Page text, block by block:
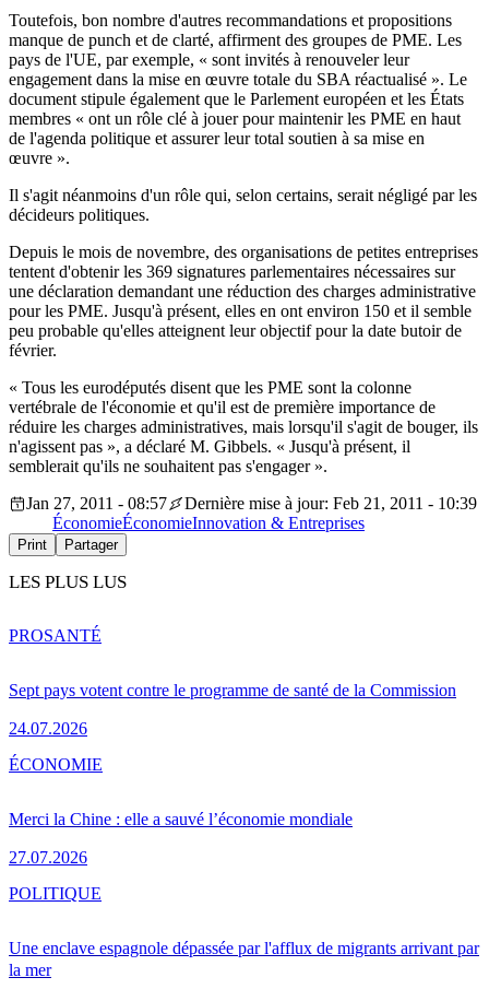
Toutefois, bon nombre d'autres recommandations et propositions
manque de punch et de clarté, affirment des groupes de PME. Les
pays de l'UE, par exemple, « sont invités à renouveler leur
engagement dans la mise en œuvre totale du SBA réactualisé ». Le
document stipule également que le Parlement européen et les États
membres « ont un rôle clé à jouer pour maintenir les PME en haut
de l'agenda politique et assurer leur total soutien à sa mise en
œuvre ».
Il s'agit néanmoins d'un rôle qui, selon certains, serait négligé par les
décideurs politiques.
Depuis le mois de novembre, des organisations de petites entreprises
tentent d'obtenir les 369 signatures parlementaires nécessaires sur
une déclaration demandant une réduction des charges administrative
pour les PME. Jusqu'à présent, elles en ont environ 150 et il semble
peu probable qu'elles atteignent leur objectif pour la date butoir de
février.
« Tous les eurodéputés disent que les PME sont la colonne
vertébrale de l'économie et qu'il est de première importance de
réduire les charges administratives, mais lorsqu'il s'agit de bouger, ils
n'agissent pas », a déclaré M. Gibbels. « Jusqu'à présent, il
semblerait qu'ils ne souhaitent pas s'engager ».
Jan 27, 2011 - 08:57
Dernière mise à jour: Feb 21, 2011 - 10:39
ÉconomieÉconomieInnovation & Entreprises
Print Partager
LES PLUS LUS
Sept pays votent contre le programme de santé de la Commission
24.07.2026
PROSANTÉ
Merci la Chine : elle a sauvé l’économie mondiale
27.07.2026
ÉCONOMIE
Une enclave espagnole dépassée par l'afflux de migrants arrivant par
la mer
POLITIQUE